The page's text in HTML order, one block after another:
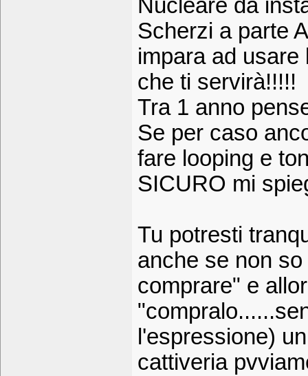
Nucleare da
Scherzi a parte
impara ad
che ti servirà!!!!!
Tra 1 anno
Se per caso
fare looping e
SICURO mi
Tu potresti
anche se non
comprare" e
l'espressione)
cattiveria